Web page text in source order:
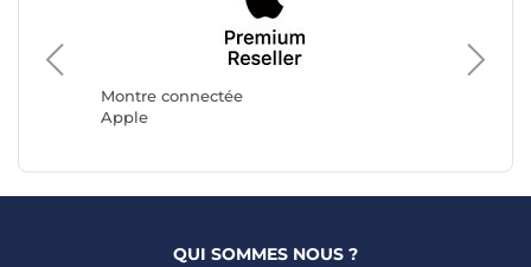
Montre connectée
Apple
Montre
Avizar
QUI SOMMES NOUS ?